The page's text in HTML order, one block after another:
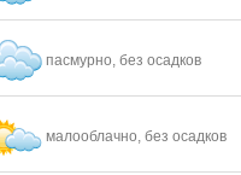
пасмурно, без осадков
малооблачно, без осадков